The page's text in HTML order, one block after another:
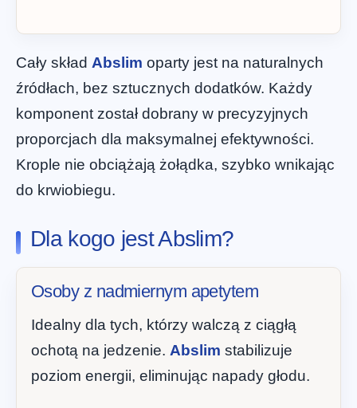
Cały skład Abslim oparty jest na naturalnych
źródłach, bez sztucznych dodatków. Każdy
komponent został dobrany w precyzyjnych
proporcjach dla maksymalnej efektywności.
Krople nie obciążają żołądka, szybko wnikając
do krwiobiegu.
Dla kogo jest Abslim?
Osoby z nadmiernym apetytem
Idealny dla tych, którzy walczą z ciągłą
ochotą na jedzenie. Abslim stabilizuje
poziom energii, eliminując napady głodu.